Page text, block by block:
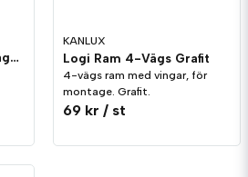
Logi Ram Vertikal 3-Vägs Grafit
KANLUX
Logi Ram 4-Vägs Grafit
4-vägs ram med vingar, för
montage. Grafit.
69 kr / st